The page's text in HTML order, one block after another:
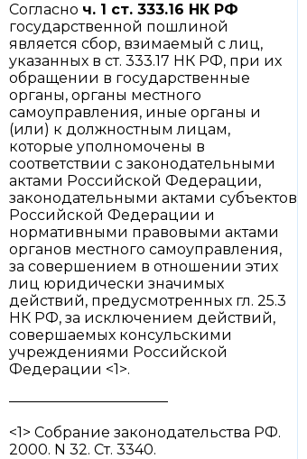
Согласно ч. 1 ст. 333.16 НК РФ
государственной пошлиной
является сбор, взимаемый с лиц,
указанных в ст. 333.17 НК РФ, при их
обращении в государственные
органы, органы местного
самоуправления, иные органы и
(или) к должностным лицам,
которые уполномочены в
соответствии с законодательными
актами Российской Федерации,
законодательными актами субъектов
Российской Федерации и
нормативными правовыми актами
органов местного самоуправления,
за совершением в отношении этих
лиц юридически значимых
действий, предусмотренных гл. 25.3
НК РФ, за исключением действий,
совершаемых консульскими
учреждениями Российской
Федерации <1>.
———————————
<1> Собрание законодательства РФ.
2000. N 32. Ст. 3340.